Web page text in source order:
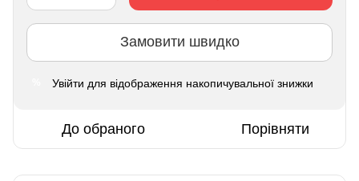
Замовити швидко
Увійти для відображення накопичувальної знижки
До обраного Порівняти